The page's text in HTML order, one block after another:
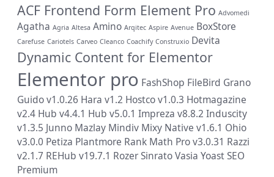
ACF Frontend Form Element Pro Advomedi
Agatha Agria Altesa Amino Arqitec Aspire Avenue BoxStore
Carefuse Cariotels Carveo Cleanco Coachify Construxio Devita
Dynamic Content for Elementor
Elementor pro FashShop FileBird Grano
Guido v1.0.26 Hara v1.2 Hostco v1.0.3 Hotmagazine
v2.4 Hub v4.4.1 Hub v5.0.1 Impreza v8.8.2 Induscity
v1.3.5 Junno Mazlay Mindiv Mixy Native v1.6.1 Ohio
v3.0.0 Petiza Plantmore Rank Math Pro v3.0.31 Razzi
v2.1.7 REHub v19.7.1 RozerSinratoVasia Yoast SEO
Premium